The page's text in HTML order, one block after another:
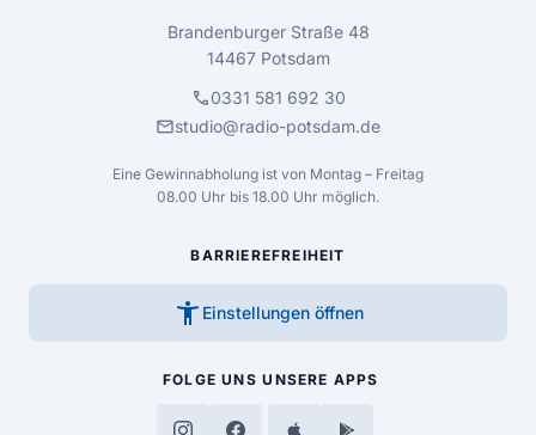
Brandenburger Straße 48
14467 Potsdam
call0331 581 692 30
mailstudio@radio-potsdam.de
Eine Gewinnabholung ist von Montag – Freitag
08.00 Uhr bis 18.00 Uhr möglich.
BARRIEREFREIHEIT
accessibility_new Einstellungen öffnen
FOLGE UNS UNSERE APPS